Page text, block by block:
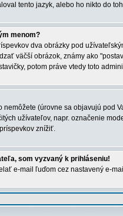
tento jazyk, alebo ho nikto do
menom?
dva obrázky pod
väčší obrázok, známy ako
potom práve vtedy toto
(úrovne sa objavujú pod
užívateľov, napr. označenie
znížiť.
som vyzvaný k prihláseniu!
e-mail ľuďom cez nastavený e-